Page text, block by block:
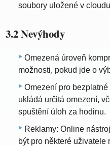
soubory uložené v
3.2 Nevýhody
Omezená úroveň
možnosti, pokud jde o
Omezení pro
ukládá určitá omezení,
spuštění úloh za hodinu.
Reklamy: Online
být pro některé uživatele